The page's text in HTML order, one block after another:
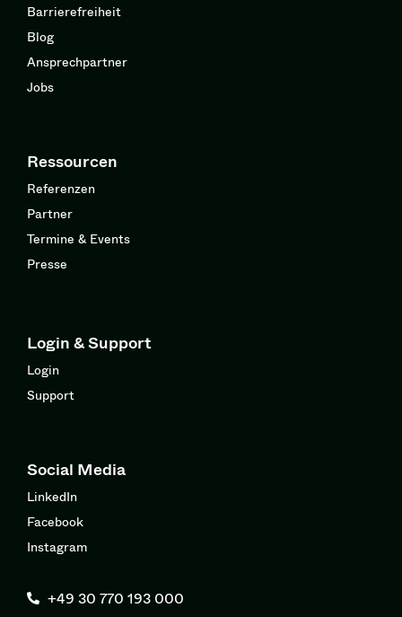
Barrierefreiheit
Blog
Ansprechpartner
Jobs
Ressourcen
Referenzen
Partner
Termine & Events
Presse
Login & Support
Login
Support
Social Media
LinkedIn
Facebook
Instagram
+49 30 770 193 000